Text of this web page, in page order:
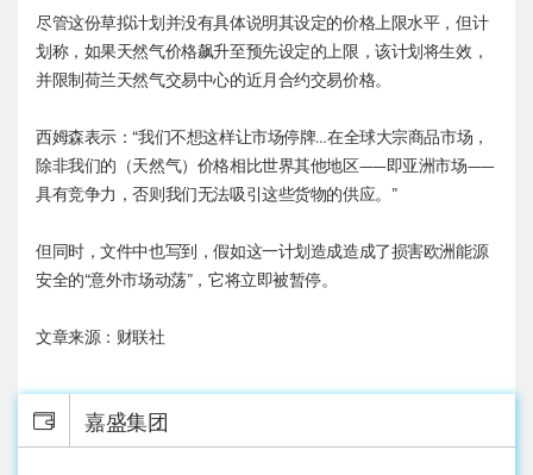
尽管这份草拟计划并没有具体说明其设定的价格上限水平，但计
划称，如果天然气价格飙升至预先设定的上限，该计划将生效，
并限制荷兰天然气交易中心的近月合约交易价格。
西姆森表示：“我们不想这样让市场停牌…在全球大宗商品市场，
除非我们的（天然气）价格相比世界其他地区——即亚洲市场——
具有竞争力，否则我们无法吸引这些货物的供应。”
但同时，文件中也写到，假如这一计划造成造成了损害欧洲能源
安全的“意外市场动荡”，它将立即被暂停。
文章来源：财联社
嘉盛集团